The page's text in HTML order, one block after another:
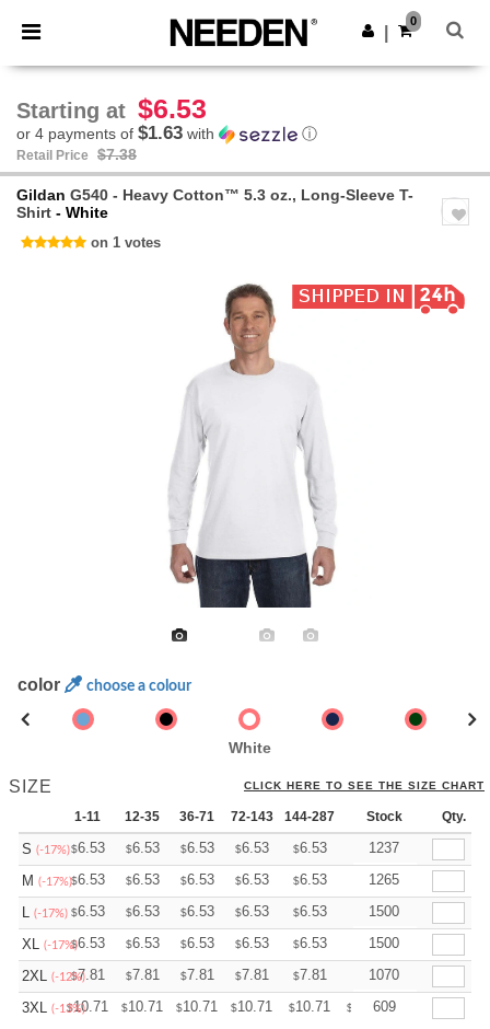
× Needen App
Better prices on app!
Get the app
0
Starting at $6.53
or 4 payments of $1.63 with ⓘ
Retail Price $7.38
Gildan G540 - Heavy Cotton™ 5.3 oz., Long-Sleeve T-
Shirt - White
on 1 votes
color choose a colour
White
SIZE CLICK HERE TO SEE THE SIZE CHART
1-11 12-35 36-71 72-143 144-287 288 + More
Stock Qty.
S (-17%)$6.53 $6.53 $6.53 $6.53 $6.53 6.53
1237
M (-17%)$6.53 $6.53 $6.53 $6.53 $6.53 6.53
1265
L (-17%) $6.53 $6.53 $6.53 $6.53 $6.53 6.53
1500
XL (-17%)
$6.53 $6.53 $6.53 $6.53 $6.53 6.53
1500
2XL (-12%)
$7.81 $7.81 $7.81 $7.81 $7.81 7.81
1070
3XL (-13%)
$10.71 $10.71 $10.71 $10.71 $10.71 $ 10.71
609